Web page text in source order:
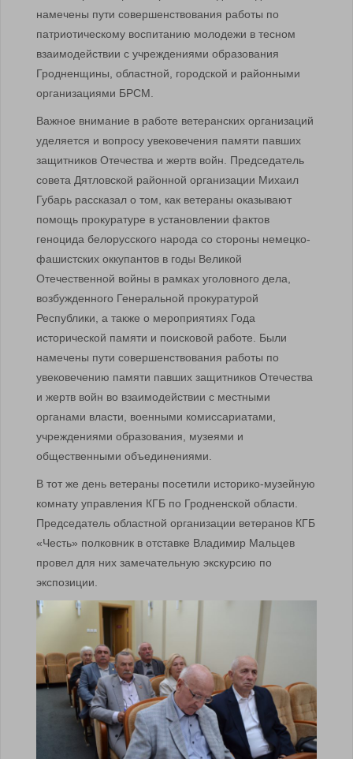
намечены пути совершенствования работы по
патриотическому воспитанию молодежи в тесном
взаимодействии с учреждениями образования
Гродненщины, областной, городской и районными
организациями БРСМ.
Важное внимание в работе ветеранских организаций
уделяется и вопросу увековечения памяти павших
защитников Отечества и жертв войн. Председатель
совета Дятловской районной организации Михаил
Губарь рассказал о том, как ветераны оказывают
помощь прокуратуре в установлении фактов
геноцида белорусского народа со стороны немецко-
фашистских оккупантов в годы Великой
Отечественной войны в рамках уголовного дела,
возбужденного Генеральной прокуратурой
Республики, а также о мероприятиях Года
исторической памяти и поисковой работе. Были
намечены пути совершенствования работы по
увековечению памяти павших защитников Отечества
и жертв войн во взаимодействии с местными
органами власти, военными комиссариатами,
учреждениями образования, музеями и
общественными объединениями.
В тот же день ветераны посетили историко-музейную
комнату управления КГБ по Гродненской области.
Председатель областной организации ветеранов КГБ
«Честь» полковник в отставке Владимир Мальцев
провел для них замечательную экскурсию по
экспозиции.